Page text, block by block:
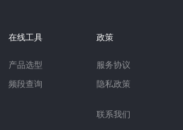
在线工具
产品选型
频段查询
政策
服务协议
隐私政策
联系我们